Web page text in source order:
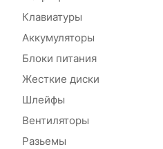
Клавиатуры
Аккумуляторы
Блоки питания
Жесткие диски
Шлейфы
Вентиляторы
Разьемы